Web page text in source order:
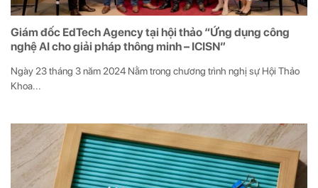
Giám đốc EdTech Agency tại hội thảo “Ứng dụng công
nghệ AI cho giải pháp thông minh – ICISN”
Ngày 23 tháng 3 năm 2024 Nằm trong chương trình nghị sự Hội Thảo
Khoa...